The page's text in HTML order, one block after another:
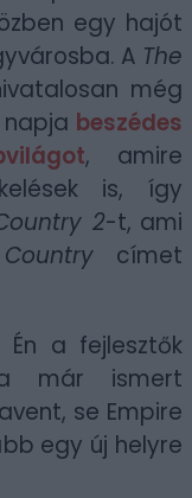
egy hajót
A The
még
beszédes
, amire
is, így
2-t, ami
címet
Én a fejlesztők
a már ismert
se Empire
egy új helyre